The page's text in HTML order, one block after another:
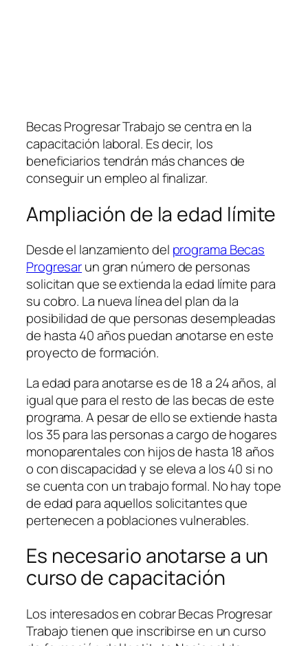
Becas Progresar Trabajo se centra en la
capacitación laboral. Es decir, los
beneficiarios tendrán más chances de
conseguir un empleo al finalizar.
Ampliación de la edad límite
Desde el lanzamiento del programa Becas
Progresarun gran número de personas
solicitan que se extienda la edad límite para
su cobro. La nueva línea del plan da la
posibilidad de que personas desempleadas
de hasta 40 años puedan anotarse en este
proyecto de formación.
La edad para anotarse es de 18 a 24 años, al
igual que para el resto de las becas de este
programa. A pesar de ello se extiende hasta
los 35 para las personas a cargo de hogares
monoparentales con hijos de hasta 18 años
o con discapacidad y se eleva a los 40 si no
se cuenta con un trabajo formal. No hay tope
de edad para aquellos solicitantes que
pertenecen a poblaciones vulnerables.
Es necesario anotarse a un
curso de capacitación
Los interesados en cobrar Becas Progresar
Trabajo tienen que inscribirse en un curso